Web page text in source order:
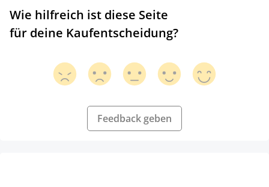
Wie hilfreich ist diese Seite
für deine Kaufentscheidung?
Feedback geben